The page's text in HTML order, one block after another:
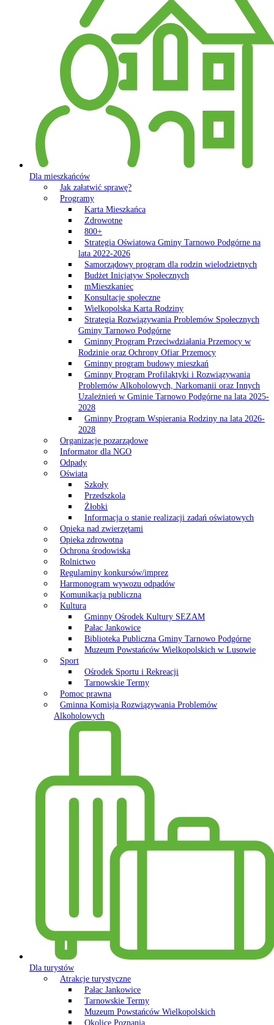
Dla mieszkańców
Jak załatwić sprawę?
Programy
Karta Mieszkańca
Zdrowotne
800+
Strategia Oświatowa Gminy Tarnowo Podgórne na
lata 2022-2026
Samorządowy program dla rodzin wielodzietnych
Budżet Inicjatyw Społecznych
mMieszkaniec
Konsultacje społeczne
Wielkopolska Karta Rodziny
Strategia Rozwiązywania Problemów Społecznych
Gminy Tarnowo Podgórne
Gminny Program Przeciwdziałania Przemocy w
Rodzinie oraz Ochrony Ofiar Przemocy
Gminny program budowy mieszkań
Gminny Program Profilaktyki i Rozwiązywania
Problemów Alkoholowych, Narkomanii oraz Innych
Uzależnień w Gminie Tarnowo Podgórne na lata 2025-
2028
Gminny Program Wspierania Rodziny na lata 2026-
2028
Organizacje pozarządowe
Informator dla NGO
Odpady
Oświata
Szkoły
Przedszkola
Żłobki
Informacja o stanie realizacji zadań oświatowych
Opieka nad zwierzętami
Opieka zdrowotna
Ochrona środowiska
Rolnictwo
Regulaminy konkursów/imprez
Harmonogram wywozu odpadów
Komunikacja publiczna
Kultura
Gminny Ośrodek Kultury SEZAM
Pałac Jankowice
Biblioteka Publiczna Gminy Tarnowo Podgórne
Muzeum Powstańców Wielkopolskich w Lusowie
Sport
Ośrodek Sportu i Rekreacji
Tarnowskie Termy
Pomoc prawna
Gminna Komisja Rozwiązywania Problemów
Alkoholowych
Dla turystów
Atrakcje turystyczne
Pałac Jankowice
Tarnowskie Termy
Muzeum Powstańców Wielkopolskich
Okolice Poznania